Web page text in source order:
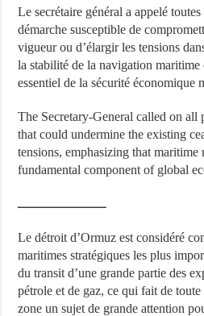
Le secrétaire général a appelé
démarche susceptible de
vigueur ou d’élargir les tensions
la stabilité de la navigation maritime
essentiel de la sécurité économique
The Secretary-General called on all
that could undermine the existing
tensions, emphasizing that
fundamental component of global
ــــــــــــــــــــــ
Le détroit d’Ormuz est considéré
maritimes stratégiques les plus
du transit d’une grande partie des
pétrole et de gaz, ce qui fait de
zone un sujet de grande attention